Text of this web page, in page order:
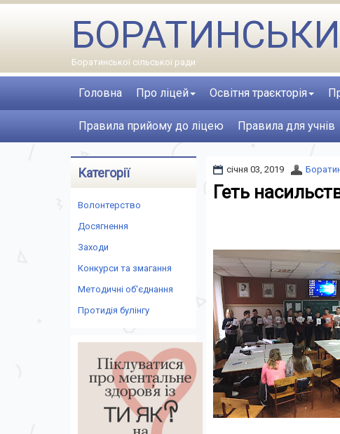
Боратинської сільської ради
Головна Про ліцей Освітня траєкторія
Правила прийому до ліцею Правила для учнів
січня 03, 2019
Геть
Категорії
Волонтерство
Досягнення
Заходи
Конкурси та змагання
Методичні об'єднання
Протидія булінгу